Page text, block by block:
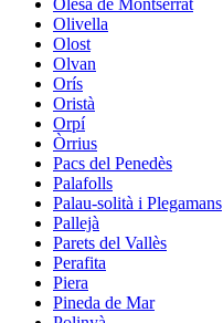
Olivella
Olost
Olvan
Orís
Oristà
Orpí
Òrrius
Pacs del Penedès
Palafolls
Palau-solità i Plegamans
Pallejà
Parets del Vallès
Perafita
Piera
Pineda de Mar